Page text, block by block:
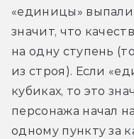
«единицы» выпали
значит, что
на одну ступень
из строя). Если
кубиках, то это
персонажа начал
одному пункту за